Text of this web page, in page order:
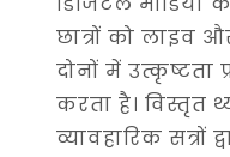
छात्रों को लाइव
दोनों में उत्कृष्टता
करता है। विस्तृत
व्यावहारिक सत्रों